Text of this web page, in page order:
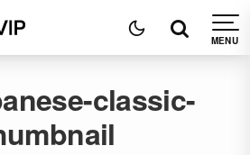
classic-